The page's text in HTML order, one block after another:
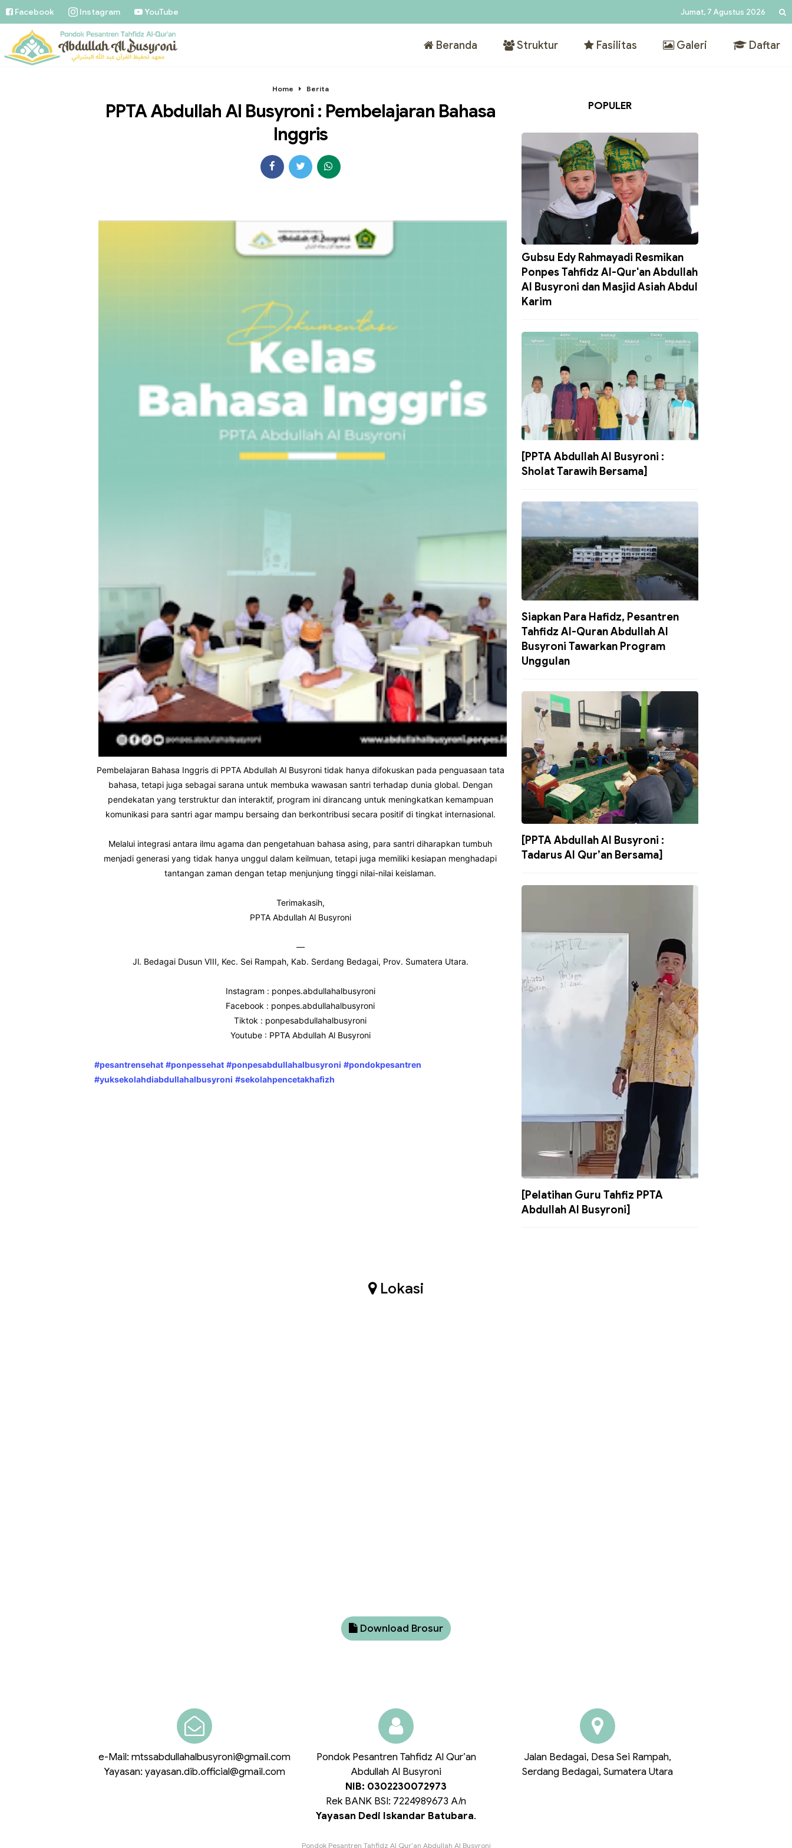
Jumat, 7 Agustus 2026
Facebook Instagram YouTube
Beranda Struktur Fasilitas Galeri Daftar
Home Berita
PPTA Abdullah Al Busyroni : Pembelajaran Bahasa
Inggris
Pembelajaran Bahasa Inggris di PPTA Abdullah Al Busyroni tidak hanya difokuskan pada penguasaan tata
bahasa, tetapi juga sebagai sarana untuk membuka wawasan santri terhadap dunia global. Dengan
pendekatan yang terstruktur dan interaktif, program ini dirancang untuk meningkatkan kemampuan
komunikasi para santri agar mampu bersaing dan berkontribusi secara positif di tingkat internasional.
Melalui integrasi antara ilmu agama dan pengetahuan bahasa asing, para santri diharapkan tumbuh
menjadi generasi yang tidak hanya unggul dalam keilmuan, tetapi juga memiliki kesiapan menghadapi
tantangan zaman dengan tetap menjunjung tinggi nilai-nilai keislaman.
Terimakasih,
PPTA Abdullah Al Busyroni
—
Jl. Bedagai Dusun VIII, Kec. Sei Rampah, Kab. Serdang Bedagai, Prov. Sumatera Utara.
Instagram : ponpes.abdullahalbusyroni
Facebook : ponpes.abdullahalbusyroni
Tiktok : ponpesabdullahalbusyroni
Youtube : PPTA Abdullah Al Busyroni
#pesantrensehat #ponpessehat #ponpesabdullahalbusyroni #pondokpesantren
#yuksekolahdiabdullahalbusyroni #sekolahpencetakhafizh
POPULER
Gubsu Edy Rahmayadi Resmikan
Ponpes Tahfidz Al-Qur'an Abdullah
Al Busyroni dan Masjid Asiah Abdul
Karim
[PPTA Abdullah Al Busyroni :
Sholat Tarawih Bersama]
Siapkan Para Hafidz, Pesantren
Tahfidz Al-Quran Abdullah Al
Busyroni Tawarkan Program
Unggulan
[PPTA Abdullah Al Busyroni :
Tadarus Al Qur’an Bersama]
[Pelatihan Guru Tahfiz PPTA
Abdullah Al Busyroni]
Lokasi
Download Brosur
Jalan Bedagai, Desa Sei Rampah,
Serdang Bedagai, Sumatera Utara
Pondok Pesantren Tahfidz Al Qur’an
Abdullah Al Busyroni
NIB: 0302230072973
Rek BANK BSI: 7224989673 A/n
Yayasan Dedi Iskandar Batubara.
e-Mail: mtssabdullahalbusyroni@gmail.com
Yayasan: yayasan.dib.official@gmail.com
Pondok Pesantren Tahfidz Al Qur’an Abdullah Al Busyroni